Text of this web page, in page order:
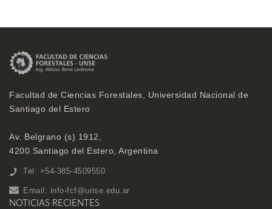
Facultad de Ciencias Forestales, Universidad Nacional de
Santiago del Estero
Av. Belgrano (s) 1912,
4200 Santiago del Estero, Argentina
Tel: +54-385-4509550
Email: info-fcf@unse.edu.ar
NOTICIAS RECIENTES